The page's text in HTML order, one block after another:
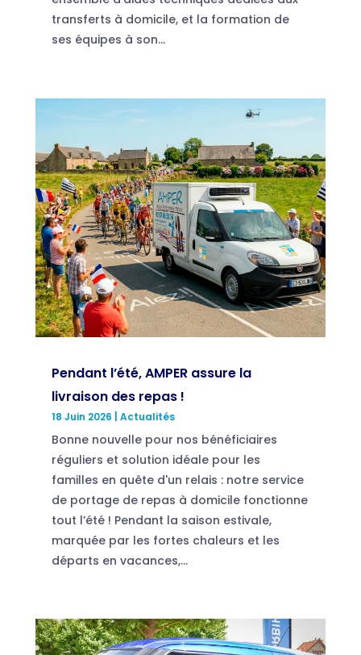
transferts à domicile, et la formation de
ses équipes à son...
Pendant l’été, AMPER assure la
livraison des repas !
18 Juin 2026 Actualités
Bonne nouvelle pour nos bénéficiaires
réguliers et solution idéale pour les
familles en quête d'un relais : notre service
de portage de repas à domicile fonctionne
tout l’été ! Pendant la saison estivale,
marquée par les fortes chaleurs et les
départs en vacances,...